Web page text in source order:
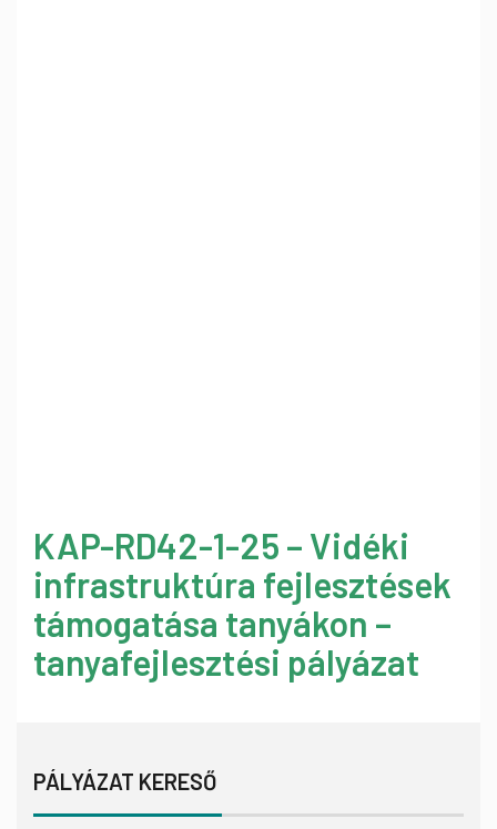
KAP-RD42-1-25 – Vidéki
infrastruktúra fejlesztések
támogatása tanyákon –
tanyafejlesztési pályázat
PÁLYÁZAT KERESŐ